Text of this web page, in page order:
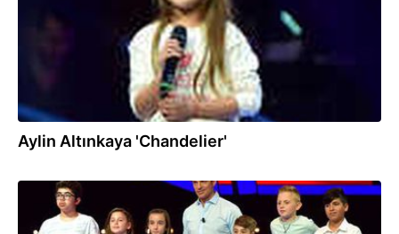
Aylin Altınkaya 'Chandelier'
10.08.2018